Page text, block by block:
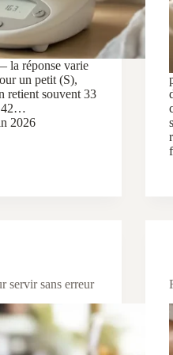
la réponse varie
un petit (S),
retient souvent 33
42…
2026
servir sans erreur